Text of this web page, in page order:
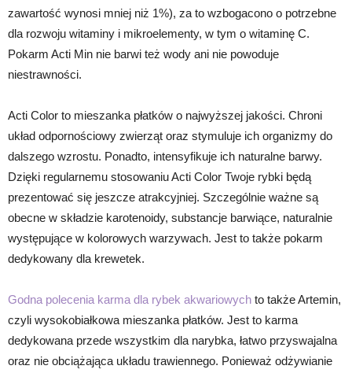
zawartość wynosi mniej niż 1%), za to wzbogacono o potrzebne
dla rozwoju witaminy i mikroelementy, w tym o witaminę C.
Pokarm Acti Min nie barwi też wody ani nie powoduje
niestrawności.
Acti Color to mieszanka płatków o najwyższej jakości. Chroni
układ odpornościowy zwierząt oraz stymuluje ich organizmy do
dalszego wzrostu. Ponadto, intensyfikuje ich naturalne barwy.
Dzięki regularnemu stosowaniu Acti Color Twoje rybki będą
prezentować się jeszcze atrakcyjniej. Szczególnie ważne są
obecne w składzie karotenoidy, substancje barwiące, naturalnie
występujące w kolorowych warzywach. Jest to także pokarm
dedykowany dla krewetek.
Godna polecenia karma dla rybek akwariowych to także Artemin,
czyli wysokobiałkowa mieszanka płatków. Jest to karma
dedykowana przede wszystkim dla narybka, łatwo przyswajalna
oraz nie obciążająca układu trawiennego. Ponieważ odżywianie